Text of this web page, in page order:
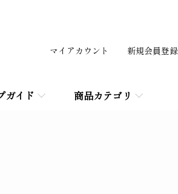
ガイド 商品カテゴリ
マイアカウント 新規会員登録